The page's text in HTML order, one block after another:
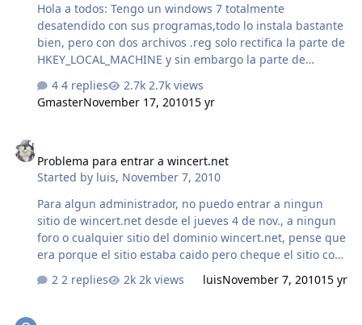
Hola a todos: Tengo un windows 7 totalmente
desatendido con sus programas,todo lo instala bastante
bien, pero con dos archivos .reg solo rectifica la parte de
HKEY_LOCAL_MACHINE y sin embargo la parte de
probado rectificando tambien HKEY_USERS pero
tampoco la rectifica, por ejemplo:
"Search Page"="http://www.Google.es/".........Esta parte la
rectifica bien.
Explorer\Main] "Search Page"="http:\www.Google.es/"
"Start Page"="http://www.google.es/"...........Esta parte no
hace nada.. No…
4 replies
2.7k views
GmasterNovember 17, 201015 yr
Problema para entrar a wincert.net
Started by luis, November 7, 2010
Para algun administrador, no puedo entrar a ningun
sitio de wincert.net desde el jueves 4 de nov., a ningun
foro o cualquier sitio del dominio wincert.net, pense que
era porque el sitio estaba caido pero cheque el sitio con
era asi, asi que cambie mi IP con una utileria y pude
2 replies 2k views luisNovember 7, 201015 yr